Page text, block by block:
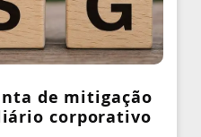
de mitigação
corporativo